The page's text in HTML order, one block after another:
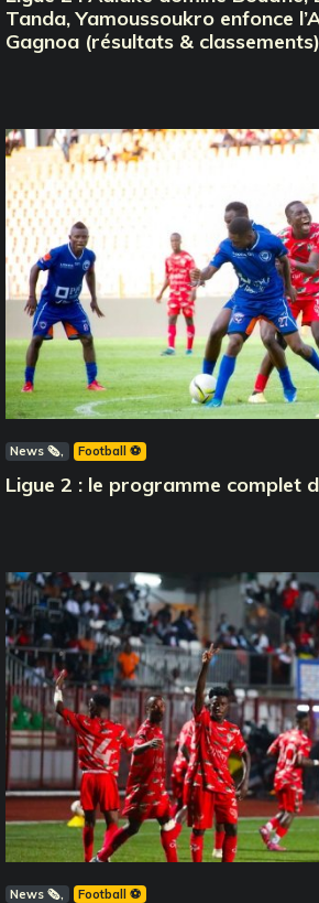
Tanda, Yamoussoukro enfonce
Gagnoa (résultats & classements)
News 🗞️ Football ⚽️
Ligue 2 : le programme complet
News 🗞️ Football ⚽️